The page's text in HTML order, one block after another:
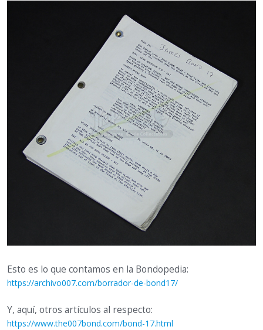
Esto es lo que contamos en la Bondopedia:
https://archivo007.com/borrador-de-bond17/
Y, aquí, otros artículos al respecto:
https://www.the007bond.com/bond-17.html